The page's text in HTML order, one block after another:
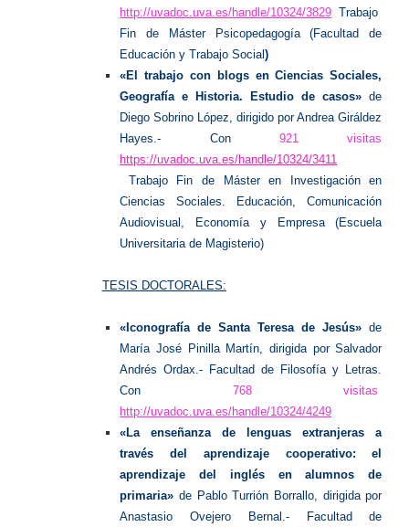
http://uvadoc.uva.es/handle/10324/3829 Trabajo
Fin de Máster Psicopedagogía (Facultad de
Educación y Trabajo Social)
«El trabajo con blogs en Ciencias Sociales,
Geografía e Historia. Estudio de casos» de
Diego Sobrino López, dirigido por AndreaGiráldez
Hayes.- Con 921 visitas
https://uvadoc.uva.es/handle/10324/3411
Trabajo Fin de Máster en Investigación en
Ciencias Sociales. Educación, Comunicación
Audiovisual, Economía y Empresa (Escuela
Universitaria de Magisterio)
TESIS DOCTORALES:
«Iconografía de Santa Teresa de Jesús» de
María José Pinilla Martín, dirigida por Salvador
Andrés Ordax.- Facultad de Filosofía y Letras.
Con 768 visitas
http://uvadoc.uva.es/handle/10324/4249
«La enseñanza de lenguas extranjeras a
través del aprendizaje cooperativo: el
aprendizaje del inglés en alumnos de
primaria» de Pablo Turrión Borrallo, dirigida por
Anastasio Ovejero Bernal.- Facultad de